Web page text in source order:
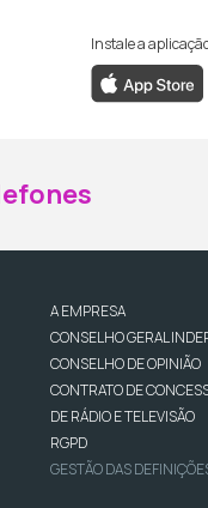
da RTP
da RTP
Instale a
A EMPRESA
CONSELHO GERAL
CONSELHO DE OPINIÃO
CONTRATO DE
DE RÁDIO E TELEVISÃO
RGPD
GESTÃO DAS